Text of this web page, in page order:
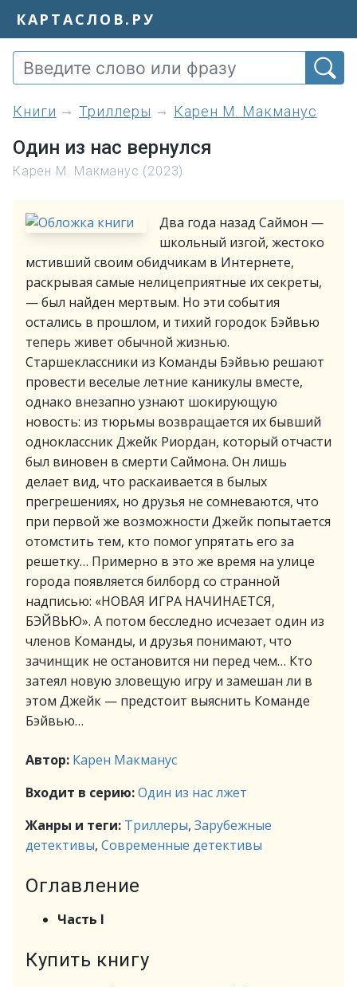
КАРТАСЛОВ.РУ
книги Триллеры Карен М. Макманус
Один из нас вернулся
Карен М. Макманус (2023)
Два года назад Саймон —
школьный изгой, жестоко
мстивший своим обидчикам в Интернете,
раскрывая самые нелицеприятные их секреты,
— был найден мертвым. Но эти события
остались в прошлом, и тихий городок Бэйвью
теперь живет обычной жизнью.
Старшеклассники из Команды Бэйвью решают
провести веселые летние каникулы вместе,
однако внезапно узнают шокирующую
новость: из тюрьмы возвращается их бывший
одноклассник Джейк Риордан, который отчасти
был виновен в смерти Саймона. Он лишь
делает вид, что раскаивается в былых
прегрешениях, но друзья не сомневаются, что
при первой же возможности Джейк попытается
отомстить тем, кто помог упрятать его за
решетку… Примерно в это же время на улице
города появляется билборд со странной
надписью: «НОВАЯ ИГРА НАЧИНАЕТСЯ,
БЭЙВЬЮ». А потом бесследно исчезает один из
членов Команды, и друзья понимают, что
зачинщик не остановится ни перед чем… Кто
затеял новую зловещую игру и замешан ли в
этом Джейк — предстоит выяснить Команде
Бэйвью…
Автор: Карен Макманус
Входит в серию:Один из нас лжет
Жанры и теги: Триллеры, Зарубежные
детективы, Современные детективы
Оглавление
Часть I
Купить книгу